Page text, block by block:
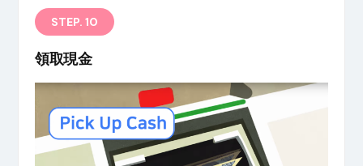
STEP. 10
領取現金